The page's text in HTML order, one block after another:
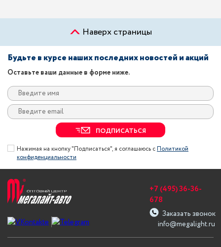
Наверх страницы
Будьте в курсе наших последних новостей и акций
Оставьте ваши данные в форме ниже.
ПОДПИСАТЬСЯ
Нажимая на кнопку "Подписаться", я соглашаюсь сПолитикой
конфиденциальности
info@megalight.ru
+7 (495) 36-36-
678
Заказать звонок